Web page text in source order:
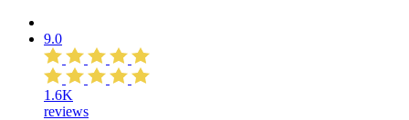
9.0
1.6K
reviews